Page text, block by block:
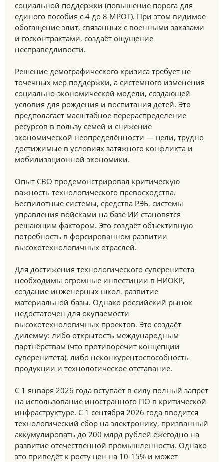
социальной поддержки (повышение порога для
единого пособия с 4 до 8 МРОТ). При этом видимое
обогащение элит, связанных с военными заказами
и госконтрактами, создаёт ощущение
несправедливости.
Решение демографического кризиса требует не
точечных мер поддержки, а системного изменения
социально-экономической модели, создающей
условия для рождения и воспитания детей. Это
предполагает масштабное перераспределение
ресурсов в пользу семей и снижение
экономической неопределённости — цели, трудно
достижимые в условиях затяжного конфликта и
мобилизационной экономики.
Опыт СВО продемонстрировал критическую
важность технологического превосходства.
Беспилотные системы, средства РЭБ, системы
управления войсками на базе ИИ становятся
решающим фактором. Это создаёт объективную
потребность в форсированном развитии
высокотехнологичных отраслей.
Для достижения технологического суверенитета
необходимы огромные инвестиции в НИОКР,
создание инженерных школ, развитие
материальной базы. Однако российский рынок
недостаточен для окупаемости
высокотехнологичных проектов. Это создаёт
дилемму: либо открытость международным
партнёрствам (что противоречит концепции
суверенитета), либо неконкурентоспособность
продукции и технологическое отставание.
С 1 января 2026 года вступает в силу полный запрет
на использование иностранного ПО в критической
инфраструктуре. С 1 сентября 2026 года вводится
технологический сбор на электронику, призванный
аккумулировать до 200 млрд рублей ежегодно на
развитие отечественной промышленности. Однако
это приведёт к росту цен на 10-15% и может